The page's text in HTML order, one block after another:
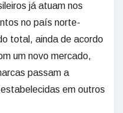
já atuam nos
no país norte-
total, ainda de acordo
um novo mercado,
passam a
em outros